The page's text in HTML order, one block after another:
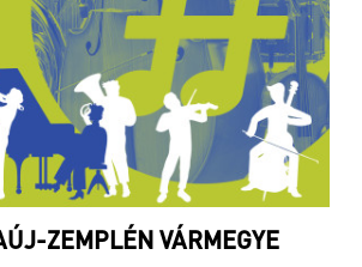
ZEMPLÉN VÁRMEGYE